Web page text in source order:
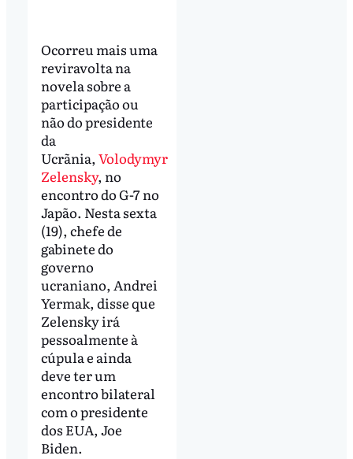
Ocorreu mais uma
reviravolta na
novela sobre a
participação ou
não do presidente
da
Ucrãnia, Volodymyr
Zelensky, no
encontro do G-7 no
Japão. Nesta sexta
(19), chefe de
gabinete do
governo
ucraniano, Andrei
Yermak, disse que
Zelensky irá
pessoalmente à
cúpula e ainda
deve ter um
encontro bilateral
com o presidente
dos EUA, Joe
Biden.